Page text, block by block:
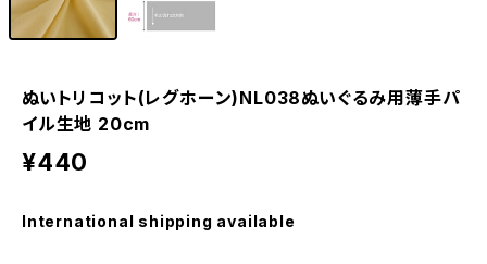
ぬいトリコット(レグホーン)NL038ぬいぐるみ用薄手パ
イル生地 20cm
¥440
International shipping available